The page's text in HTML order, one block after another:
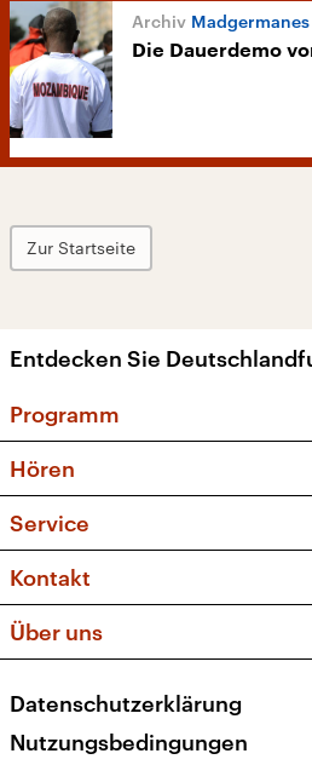
Madgermanes
Die Dauerdemo
Zur Startseite
Entdecken Sie
Programm
Sendungen und
Musikliste
Kakadu – Das
Hören
Frequenzen (UKW +
Service
FAQ
Apps
Newsletter
Veranstaltungen
Kontakt
Social Media
Über uns
Presse
Karriere
Datenschutzerklärung
Nutzungsbedingungen